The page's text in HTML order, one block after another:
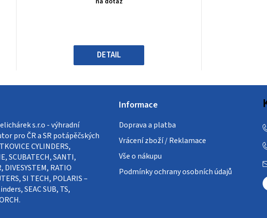
5
hvězdiček.
DETAIL
s.r.o - výhradní
pro ČR a SR potápěčských
CYLINDERS,
SCUBATECH, SANTI,
DIVESYSTEM, RATIO
SI TECH, POLARIS –
SEAC SUB, TS,
Informace
Doprava a platba
Vrácení zboží / Reklamace
Vše o nákupu
Podmínky ochrany osobních údajů